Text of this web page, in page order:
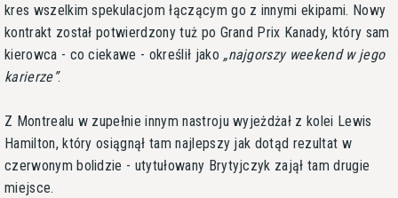
kres wszelkim spekulacjom łączącym go z innymi ekipami. Nowy
kontrakt został potwierdzony tuż po Grand Prix Kanady, który sam
kierowca - co ciekawe - określił jako
najgorszy weekend w jego
karierze .
Z Montrealu w zupełnie innym nastroju wyjeżdżał z kolei Lewis
Hamilton, który osiągnął tam najlepszy jak dotąd rezultat w
czerwonym bolidzie - utytułowany Brytyjczyk zajął tam drugie
miejsce.